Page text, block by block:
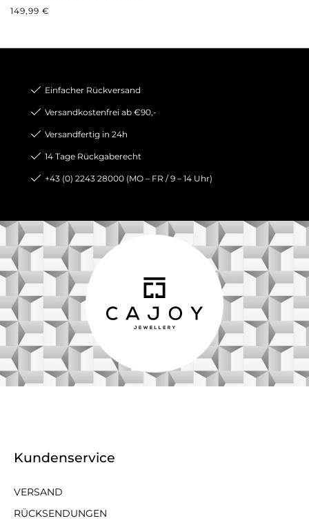
REGULÄRER PREIS:
149,99 €
Einfacher Rückversand
Versandkostenfrei ab €90,-
Versandfertig in 24h
14 Tage Rückgaberecht
+43 (0) 2243 28000 (MO – FR / 9 – 14 Uhr)
Kundenservice
VERSAND
RÜCKSENDUNGEN